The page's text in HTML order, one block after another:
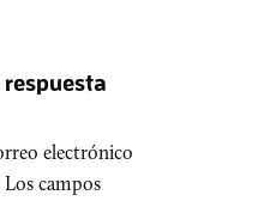
respuesta
electrónico
Los campos